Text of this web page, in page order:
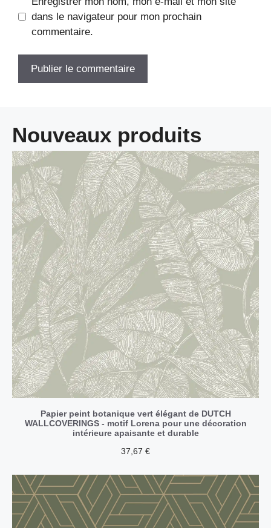
dans le navigateur pour mon prochain
commentaire.
Nouveaux produits
Papier peint botanique vert élégant de DUTCH
WALLCOVERINGS - motif Lorena pour une décoration
intérieure apaisante et durable
37,67 €